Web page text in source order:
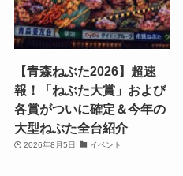
【青森ねぶた2026】超速
報！「ねぶた大賞」および
各賞がついに確定＆今年の
大型ねぶた全台紹介
2026年8月5日 イベント